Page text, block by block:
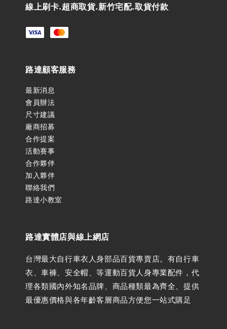
線上刷卡.超商取貨.新竹宅配.取貨付款
路達顧客服務
最新消息
會員辦法
尺寸建議
廠商招募
合作提案
活動賽事
合作夥伴
加入夥伴
聯絡我們
路達小教室
路達實體店與線上網店
台灣最大自行車衣人身部品百貨專賣店。有自行車
衣、車褲、安全帽、等運動百貨人身專業配件，代
理各類國內外知名品牌、商品種類最為齊全、提供
最優惠價格與各年齡客層商品方便您一站式購足